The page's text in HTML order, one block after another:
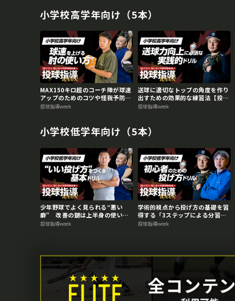
小学校高学年向け（5本）
MAX150キロ超のコーチ陣が球速
アップのためのコツや怪我予防法
を伝授【投球指導weekアーカイ
投球指導week
送球に適切なトップの角度を作り
出すための効果的な練習法【投球
指導weekアーカイブ】
投球指導week
小学校低学年向け（5本）
少年野球でよく見られる“悪い
癖” 改善の鍵は上半身の使い
方 投球指導weekアーカイブ
投球指導week
学術的視点から投げ方の基礎を習
得する「3ステップによる分習
法」【投球指導weekアーカイ
投球指導week